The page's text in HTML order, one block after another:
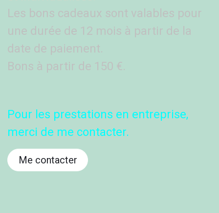
Les bons cadeaux sont valables pour
une durée de 12 mois à partir de la
date de paiement.
Bons à partir de 150 €.
Pour les prestations en entreprise,
merci de me contacter.
Me contacter